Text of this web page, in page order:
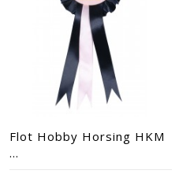
Flot Hobby Horsing HKM
...